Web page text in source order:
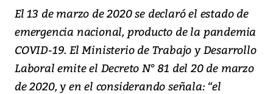
El 13 de marzo de 2020 se declaró el estado de
emergencia nacional, producto de la pandemia
COVID-19. El Ministerio de Trabajo y Desarrollo
Laboral emite el Decreto N° 81 del 20 de marzo
de 2020, y en el considerando señala: “el